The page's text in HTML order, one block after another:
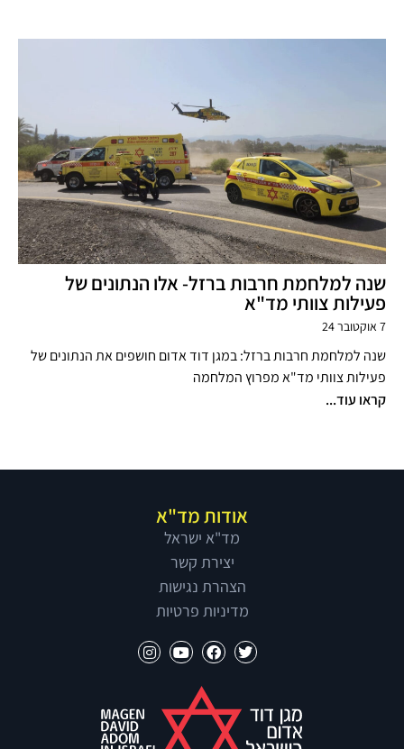
שנה למלחמת חרבות ברזל- אלו הנתונים של
פעילות צוותי מד"א
7 אוקטובר 24
שנה למלחמת חרבות ברזל: במגן דוד אדום חושפים את הנתונים של
פעילות צוותי מד"א מפרוץ המלחמה
קראו עוד...
אודות מד"א
מד"א ישראל
יצירת קשר
הצהרת נגישות
מדיניות פרטיות